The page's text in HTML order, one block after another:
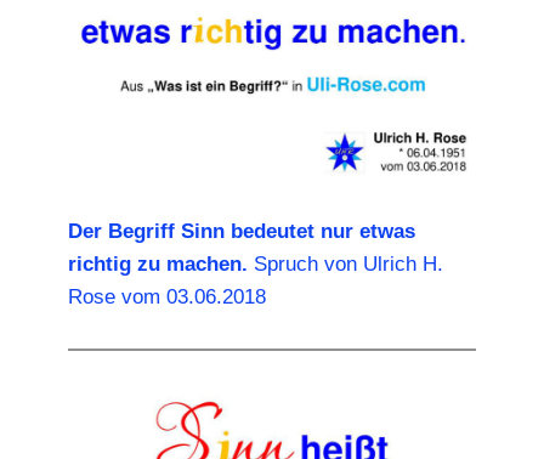
Der Begriff Sinn bedeutet nur etwas
richtig zu machen. Spruch von Ulrich H.
Rose vom 03.06.2018